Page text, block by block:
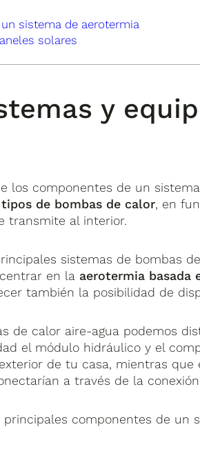
sistema de aerotermia
solares
y
los componentes de un
de bombas de calor, en
transmite al interior.
sistemas de bombas
en la aerotermia basada
también la posibilidad de
de calor aire-agua podemos
el módulo hidráulico y el
de tu casa, mientras
a través de la
componentes de un